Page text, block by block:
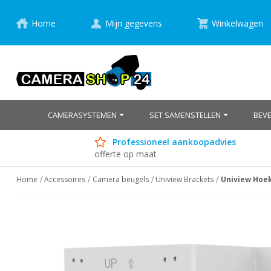
Home Mijn gegevens Winkelwagen
CAMERASYSTEMEN SET SAMENSTELLEN
Professioneel aankoopadvies
offerte op maat
Home Accessoires Camera beugels Uniview Brackets Uniview
einde